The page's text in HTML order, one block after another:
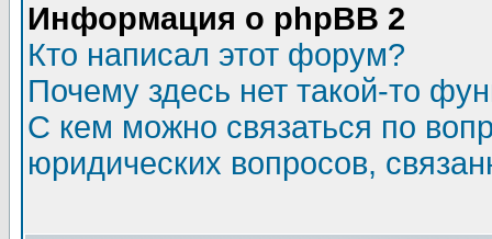
Информация о phpBB 2
Кто написал этот форум?
Почему здесь нет такой-то
С кем можно связаться по
юридических вопросов,